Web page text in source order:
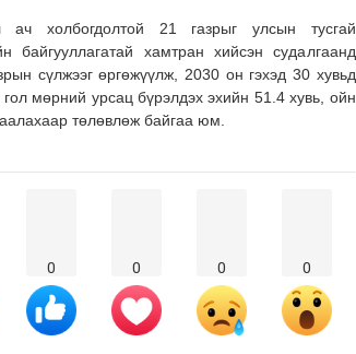
ач холбогдолтой 21 газрыг улсын тусгай
байгууллагатай хамтран хийсэн судалгаанд
сүлжээг өргөжүүлж, 2030 он гэхэд 30 хувьд
мөрний урсац бүрэлдэх эхийн 51.4 хувь, ойн
төлөвлөж байгаа юм.
0 0 0 0